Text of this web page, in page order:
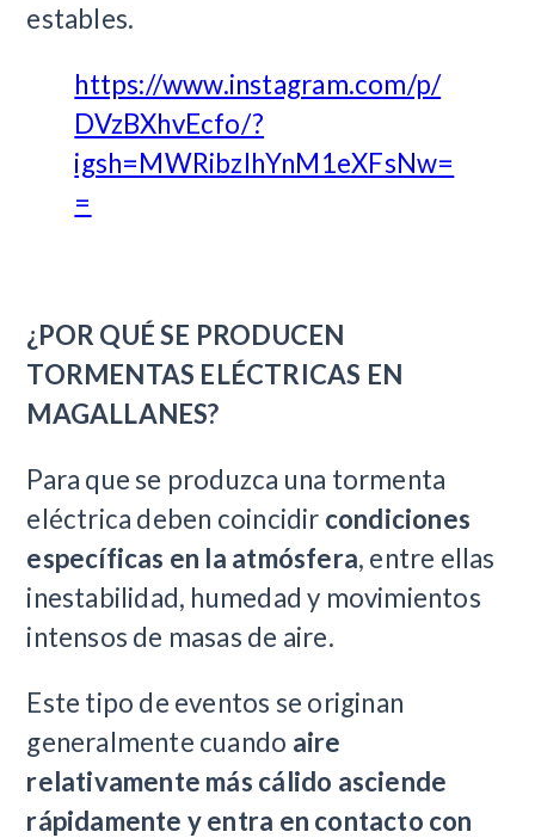
estables.
https://www.instagram.com/p/
DVzBXhvEcfo/?
igsh=MWRibzlhYnM1eXFsNw=
=
​¿POR QUÉ SE PRODUCEN
TORMENTAS ELÉCTRICAS EN
MAGALLANES?
Para que se produzca una tormenta
eléctrica deben coincidir condiciones
específicas en la atmósfera, entre ellas
inestabilidad, humedad y movimientos
intensos de masas de aire.
Este tipo de eventos se originan
generalmente cuando aire
relativamente más cálido asciende
rápidamente y entra en contacto con